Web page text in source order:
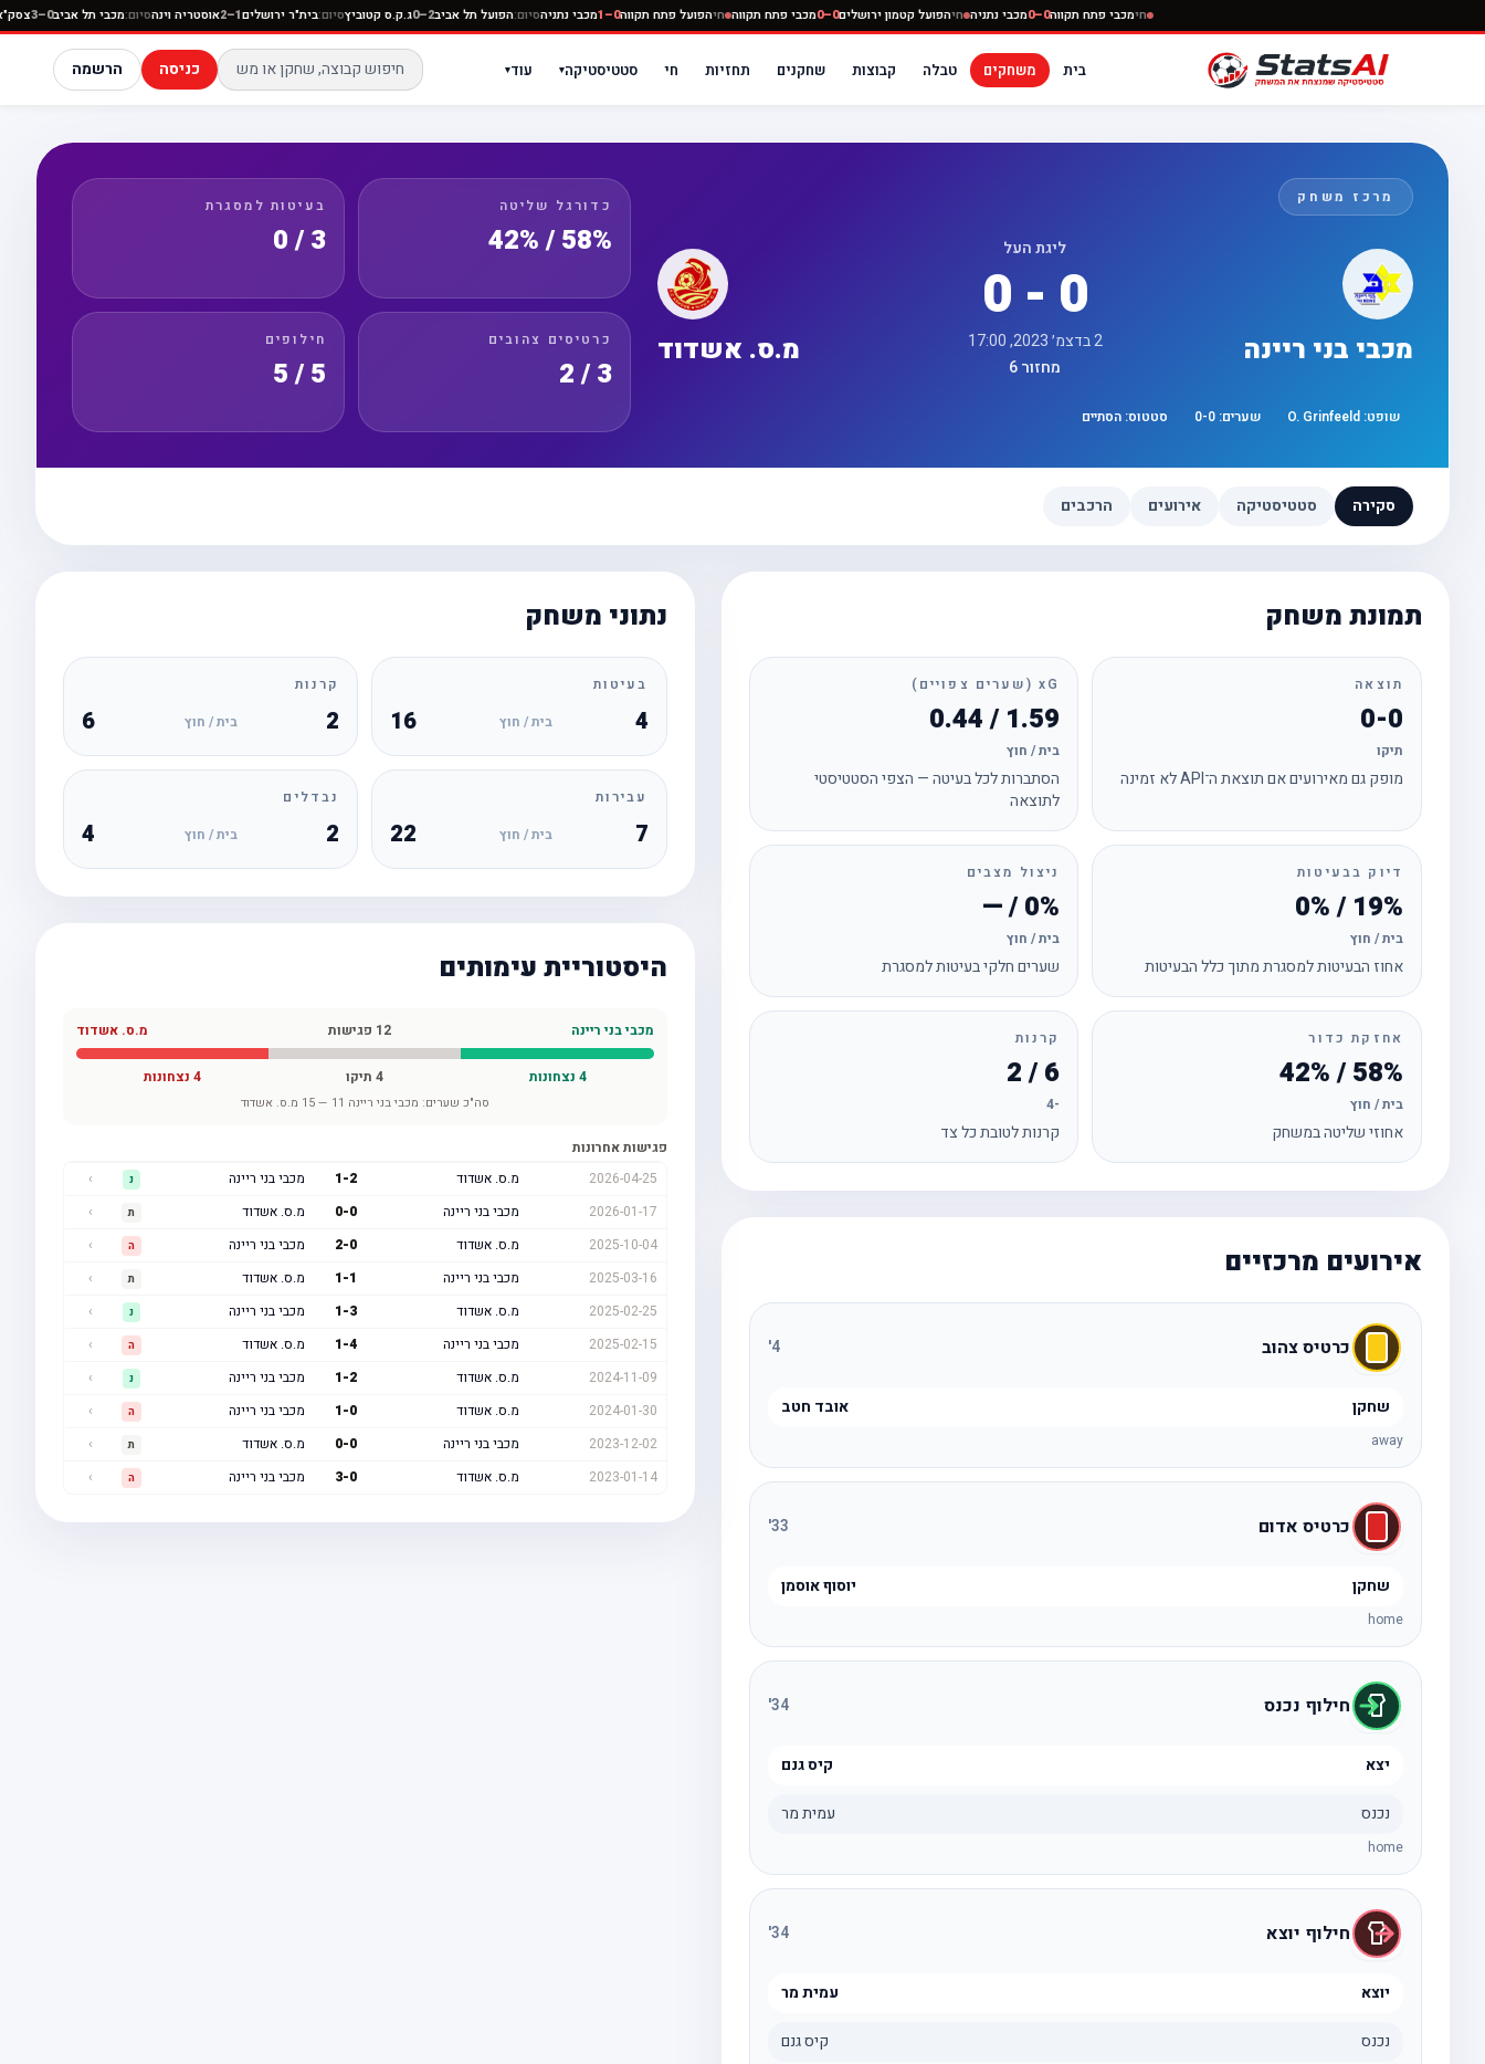
חימכבי פתח תקווה0–0 מכבי נתניה חיהפועל קטמון ירושלים0–0 מכבי פתח תקווה חיהפועל פתח תקווה0–1 מכבי נתניהסיום:הפועל תל אביב2–0 ג.ק.ס קטוביץסיום:בית"ר ירושלים1–2 אוסטריה וינהסיום:מכבי תל אביב
בית משחקים טבלה קבוצות שחקנים תחזיות חי סטטיסטיקה▾ עוד▾ כניסה הרשמה
מרכז משחק
מכבי בני ריינה
ליגת העל
0 - 0
2 בדצמ׳ 2023, 17:00
מחזור 6
מ.ס. אשדוד
שופט: O. Grinfeeld שערים: 0-0 סטטוס: הסתיים
כדורגל שליטה
58% / 42%
בעיטות למסגרת
3 / 0
כרטיסים צהובים
3 / 2
חילופים
5 / 5
סקירה סטטיסטיקה אירועים הרכבים
תמונת משחק
תוצאה
0-0
תיקו
מופק גם מאירועים אם תוצאת ה־API לא זמינה
xG (שערים צפויים)
1.59 / 0.44
בית / חוץ
הסתברות לכל בעיטה — הצפי הסטטיסטי
לתוצאה
דיוק בבעיטות
19% / 0%
בית / חוץ
אחוז הבעיטות למסגרת מתוך כלל הבעיטות
ניצול מצבים
0% / —
בית / חוץ
שערים חלקי בעיטות למסגרת
אחזקת כדור
58% / 42%
בית / חוץ
אחוזי שליטה במשחק
קרנות
6 / 2
-4
קרנות לטובת כל צד
אירועים מרכזיים
כרטיס צהוב 4
'
שחקן אובד חטב
away
כרטיס אדום 33
'
שחקן יוסוף אוסמן
home
חילוף נכנס 34
'
יצא קיס גנם
נכנס עמית מר
home
חילוף יוצא 34
'
יוצא עמית מר
נכנס קיס גנם
נתוני משחק
בעיטות
4 בית / חוץ 16
קרנות
2 בית / חוץ 6
עבירות
7 בית / חוץ 22
נבדלים
2 בית / חוץ 4
היסטוריית עימותים
מכבי בני ריינה 12 פגישות מ.ס. אשדוד
4 נצחונות 4תיקו 4נצחונות
סה"כ שערים: מכבי בני ריינה 11
—
15 מ.ס. אשדוד
פגישות אחרונות
2026-04-25
מ.ס. אשדוד 1-2 מכבי בני ריינה נ
›
2026-01-17
מכבי בני ריינה 0-0 מ.ס. אשדוד ת
›
2025-10-04
מ.ס. אשדוד 2-0 מכבי בני ריינה ה
›
2025-03-16
מכבי בני ריינה 1-1 מ.ס. אשדוד ת
›
2025-02-25
מ.ס. אשדוד 1-3 מכבי בני ריינה נ
›
2025-02-15
מכבי בני ריינה 1-4 מ.ס. אשדוד ה
›
2024-11-09
מ.ס. אשדוד 1-2 מכבי בני ריינה נ
›
2024-01-30
מ.ס. אשדוד 1-0 מכבי בני ריינה ה
›
2023-12-02
מכבי בני ריינה 0-0 מ.ס. אשדוד ת
›
2023-01-14
מ.ס. אשדוד 3-0 מכבי בני ריינה ה ›